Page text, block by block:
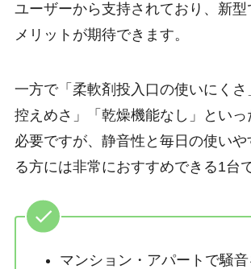
ユーザーから支持されており、新
メリットが期待できます。
一方で「柔軟剤投入口の使いにく
控えめさ」「乾燥機能なし」とい
必要ですが、静音性と毎日の使い
る方には非常におすすめできる1台
マンション・アパートで騒